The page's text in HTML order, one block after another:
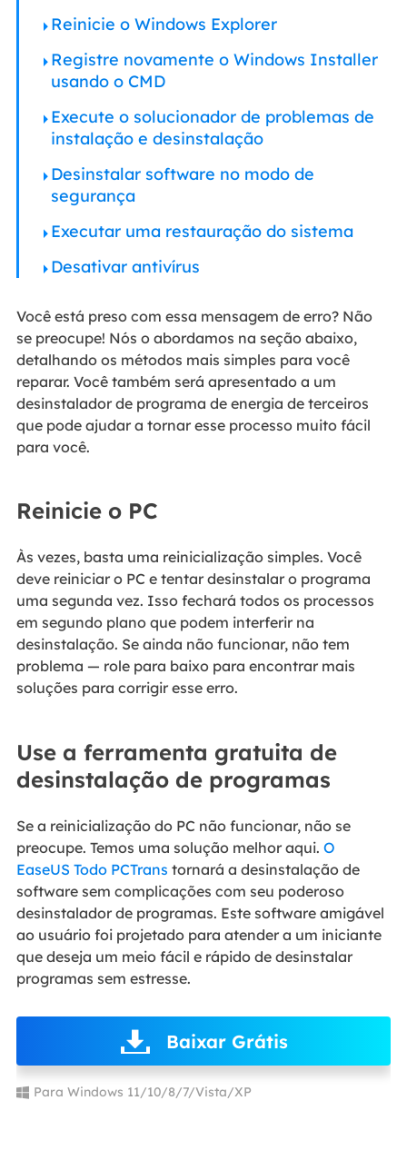
Reinicie o Windows Explorer
Registre novamente o Windows Installer
usando o CMD
Execute o solucionador de problemas de
instalação e desinstalação
Desinstalar software no modo de
segurança
Executar uma restauração do sistema
Desativar antivírus
Você está preso com essa mensagem de erro? Não
se preocupe! Nós o abordamos na seção abaixo,
detalhando os métodos mais simples para você
reparar. Você também será apresentado a um
desinstalador de programa de energia de terceiros
que pode ajudar a tornar esse processo muito fácil
para você.
Reinicie o PC
Às vezes, basta uma reinicialização simples. Você
deve reiniciar o PC e tentar desinstalar o programa
uma segunda vez. Isso fechará todos os processos
em segundo plano que podem interferir na
desinstalação. Se ainda não funcionar, não tem
problema — role para baixo para encontrar mais
soluções para corrigir esse erro.
Use a ferramenta gratuita de
desinstalação de programas
Se a reinicialização do PC não funcionar, não se
preocupe. Temos uma solução melhor aqui. O
EaseUS Todo PCTrans tornará a desinstalação de
software sem complicações com seu poderoso
desinstalador de programas. Este software amigável
ao usuário foi projetado para atender a um iniciante
que deseja um meio fácil e rápido de desinstalar
programas sem estresse.
Baixar Grátis
Para Windows 11/10/8/7/Vista/XP